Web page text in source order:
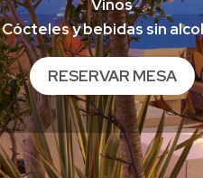
Vinos
Cócteles y bebidas sin
RESERVAR MESA